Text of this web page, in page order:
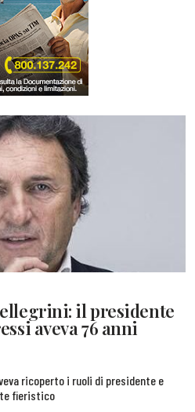
il presidente
aveva 76 anni
ricoperto i ruoli di presidente e
fieristico